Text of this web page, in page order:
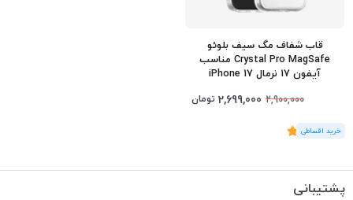
قاب شفاف مگ سیف بلوئو
Crystal Pro MagSafe مناسب
آیفون 17 نرمال iPhone 17
2,900,000
2,699,000 تومان
(2 رای)
5
پشتیبانی